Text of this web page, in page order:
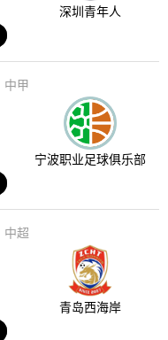
深圳青年人
中甲
宁波职业足球俱乐部
中超
青岛西海岸